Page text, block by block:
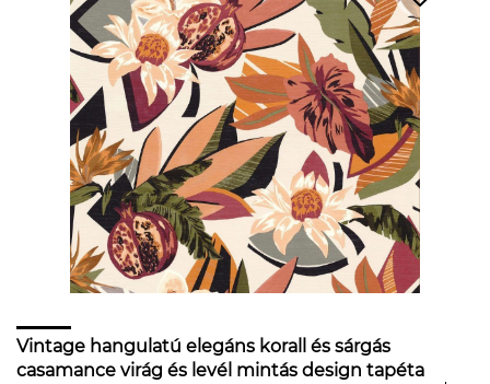
Vintage hangulatú elegáns korall és sárgás
casamance virág és levél mintás design tapéta